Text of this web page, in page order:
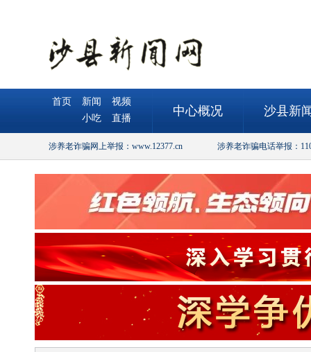
首页
新闻
小吃
视频
直播
中心概况 沙县新
涉养老诈骗网上举报：www.12377.cn 涉养老诈骗电话举报：